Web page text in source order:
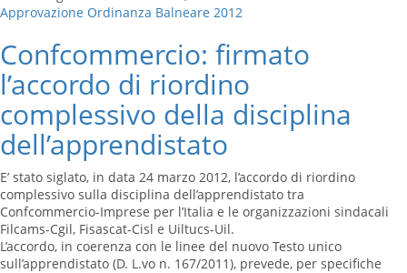
Approvazione Ordinanza Balneare 2012
Confcommercio: firmato
l’accordo di riordino
complessivo della disciplina
dell’apprendistato
E’ stato siglato, in data 24 marzo 2012, l’accordo di riordino
complessivo sulla disciplina dell’apprendistato tra
Confcommercio-Imprese per l’Italia e le organizzazioni sindacali
Filcams-Cgil, Fisascat-Cisl e Uiltucs-Uil.
L’accordo, in coerenza con le linee del nuovo Testo unico
sull’apprendistato (D. L.vo n. 167/2011), prevede, per specifiche